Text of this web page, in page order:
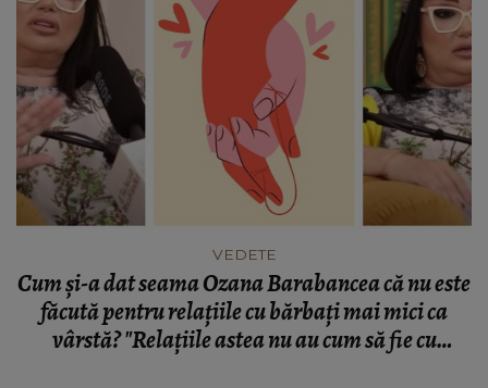
VEDETE
Cum și-a dat seama Ozana Barabancea că nu este
făcută pentru relațiile cu bărbați mai mici ca
vârstă? "Relațiile astea nu au cum să fie cu